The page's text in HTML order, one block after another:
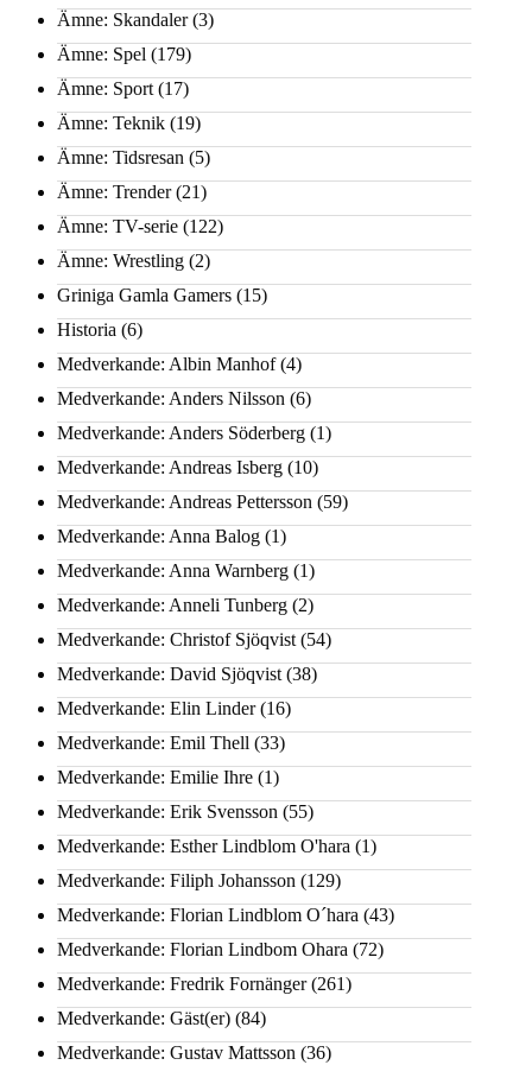
Ämne: Skandaler(3)
Ämne: Spel (179)
Ämne: Sport (17)
Ämne: Teknik (19)
Ämne: Tidsresan (5)
Ämne: Trender(21)
Ämne: TV-serie (122)
Ämne: Wrestling (2)
Griniga Gamla Gamers (15)
Historia (6)
Medverkande: Albin Manhof(4)
Medverkande: Anders Nilsson (6)
Medverkande: Anders Söderberg (1)
Medverkande: Andreas Isberg (10)
Medverkande: Andreas Pettersson (59)
Medverkande: Anna Balog (1)
Medverkande: Anna Warnberg (1)
Medverkande: Anneli Tunberg (2)
Medverkande: Christof Sjöqvist (54)
Medverkande: David Sjöqvist (38)
Medverkande: Elin Linder(16)
Medverkande: Emil Thell (33)
Medverkande: Emilie Ihre (1)
Medverkande: Erik Svensson (55)
Medverkande: Esther Lindblom O'hara (1)
Medverkande: Filiph Johansson (129)
Medverkande: Florian Lindblom O´hara (43)
Medverkande: Florian Lindbom Ohara (72)
Medverkande: Fredrik Fornänger(261)
Medverkande: Gäst(er) (84)
Medverkande: Gustav Mattsson (36)